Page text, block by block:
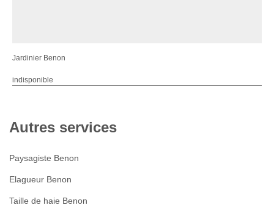
Jardinier Benon
indisponible
Autres services
Paysagiste Benon
Elagueur Benon
Taille de haie Benon